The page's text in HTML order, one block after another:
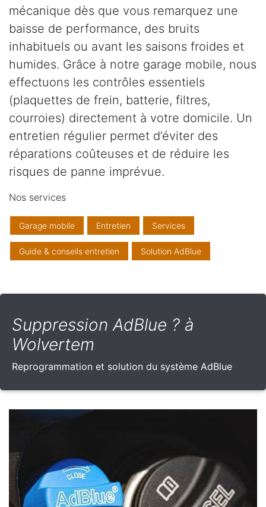
mécanique dès que vous remarquez une
baisse de performance, des bruits
inhabituels ou avant les saisons froides et
humides. Grâce à notre garage mobile, nous
effectuons les contrôles essentiels
(plaquettes de frein, batterie, filtres,
courroies) directement à votre domicile. Un
entretien régulier permet d’éviter des
réparations coûteuses et de réduire les
risques de panne imprévue.
Nos services
Garage mobile Entretien Services
Guide & conseils entretien Solution AdBlue
Suppression AdBlue ? à
Wolvertem
Reprogrammation et solution du système AdBlue